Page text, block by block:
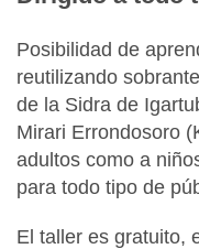
Posibilidad de
reutilizando
de la Sidra de
Mirari Errondosoro
adultos como a
para todo tipo de
El taller es gratuito,